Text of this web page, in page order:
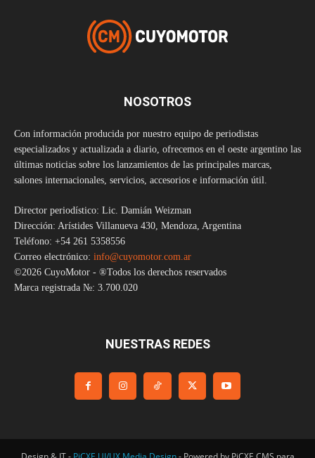
NOSOTROS
Con información producida por nuestro equipo de periodistas
especializados y actualizada a diario, ofrecemos en el oeste argentino las
últimas noticias sobre los lanzamientos de las principales marcas,
salones internacionales, servicios, accesorios e información útil.
Director periodístico: Lic. Damián Weizman
Dirección: Arístides Villanueva 430, Mendoza, Argentina
Teléfono: +54 261 5358556
Correo electrónico: info@cuyomotor.com.ar
©2026 CuyoMotor - ®Todos los derechos reservados
Marca registrada №: 3.700.020
NUESTRAS REDES